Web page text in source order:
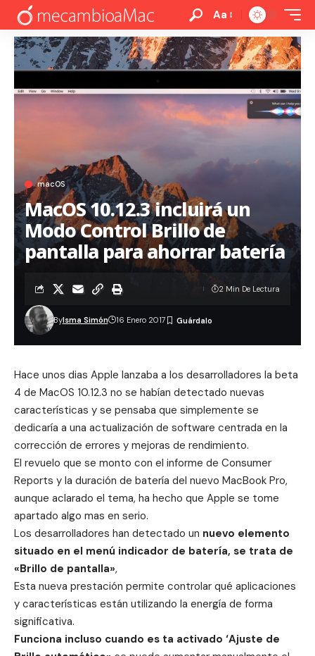
Aa
macOS
MacOS 10.12.3 incluirá un
Modo Control Brillo de
pantalla para ahorrar batería
ByIsma Simón 16 Enero 2017
2 Min De Lectura
Hace unos dias Apple lanzaba a los desarrolladores la beta
4 de MacOS 10.12.3 no se habían detectado nuevas
características y se pensaba que simplemente se
dedicaría a una actualización de software centrada en la
corrección de errores y mejoras de rendimiento.
El revuelo que se monto con el informe de Consumer
Reports y la duración de batería del nuevo MacBook Pro,
aunque aclarado el tema, ha hecho que Apple se tome
apartado algo mas en serio.
Los desarrolladores han detectado un nuevo elemento
situado en el menú indicador de batería, se trata de
«Brillo de pantalla»,
Esta nueva prestación permite controlar qué aplicaciones
y características están utilizando la energía de forma
significativa.
Funciona incluso cuando es ta activado ‘Ajuste de